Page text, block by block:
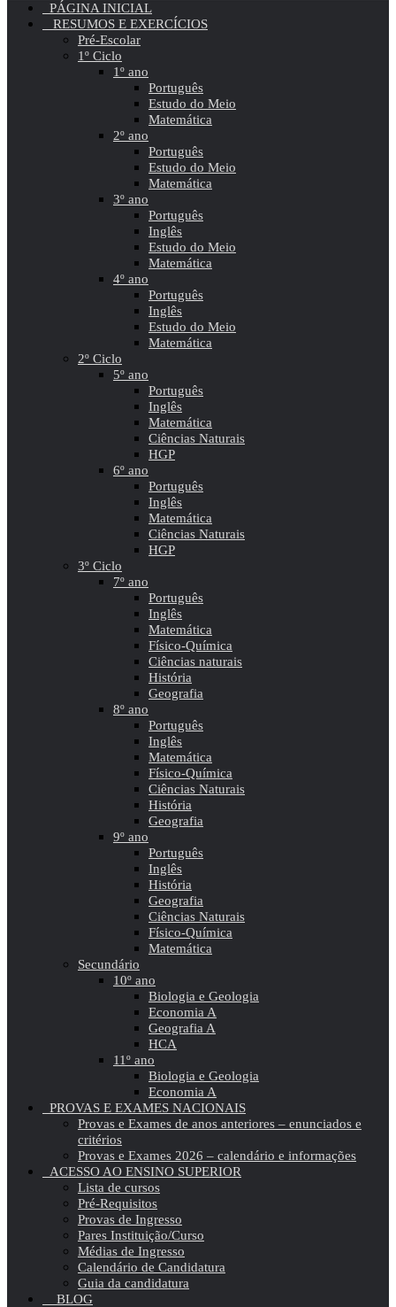
PÁGINA INICIAL
RESUMOS E EXERCÍCIOS
Pré-Escolar
1º Ciclo
1º ano
Português
Estudo do Meio
Matemática
2º ano
Português
Estudo do Meio
Matemática
3º ano
Português
Inglês
Estudo do Meio
Matemática
4º ano
Português
Inglês
Estudo do Meio
Matemática
2º Ciclo
5º ano
Português
Inglês
Matemática
Ciências Naturais
HGP
6º ano
Português
Inglês
Matemática
Ciências Naturais
HGP
3º Ciclo
7º ano
Português
Inglês
Matemática
Físico-Química
Ciências naturais
História
Geografia
8º ano
Português
Inglês
Matemática
Físico-Química
Ciências Naturais
História
Geografia
9º ano
Português
Inglês
História
Geografia
Ciências Naturais
Físico-Química
Matemática
Secundário
10º ano
Biologia e Geologia
Economia A
Geografia A
HCA
11º ano
Biologia e Geologia
Economia A
PROVAS E EXAMES NACIONAIS
Provas e Exames de anos anteriores – enunciados e
critérios
Provas e Exames 2026 – calendário e informações
ACESSO AO ENSINO SUPERIOR
Lista de cursos
Pré-Requisitos
Provas de Ingresso
Pares Instituição/Curso
Médias de Ingresso
Calendário de Candidatura
Guia da candidatura
BLOG